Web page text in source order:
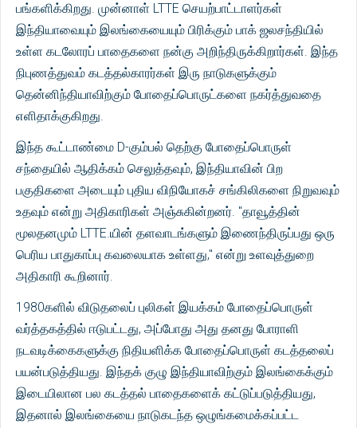
பங்களிக்கிறது. முன்னாள் LTTE செயற்பாட்டாளர்கள்
இந்தியாவையும் இலங்கையையும் பிரிக்கும் பாக் ஜலசந்தியில்
உள்ள கடலோரப் பாதைகளை நன்கு அறிந்திருக்கிறார்கள். இந்த
நிபுணத்துவம் கடத்தல்காரர்கள் இரு நாடுகளுக்கும்
தென்னிந்தியாவிற்கும் போதைப்பொருட்களை நகர்த்துவதை
எளிதாக்குகிறது.
இந்த கூட்டாண்மை D-கும்பல் தெற்கு போதைப்பொருள்
சந்தையில் ஆதிக்கம் செலுத்தவும், இந்தியாவின் பிற
பகுதிகளை அடையும் புதிய விநியோகச் சங்கிலிகளை நிறுவவும்
உதவும் என்று அதிகாரிகள் அஞ்சுகின்றனர். "தாவூத்தின்
மூலதனமும் LTTE.யின் தளவாடங்களும் இணைந்திருப்பது ஒரு
பெரிய பாதுகாப்பு கவலையாக உள்ளது," என்று உளவுத்துறை
அதிகாரி கூறினார்.
1980களில் விடுதலைப் புலிகள் இயக்கம் போதைப்பொருள்
வர்த்தகத்தில் ஈடுபட்டது, அப்போது அது தனது போராளி
நடவடிக்கைகளுக்கு நிதியளிக்க போதைப்பொருள் கடத்தலைப்
பயன்படுத்தியது. இந்தக் குழு இந்தியாவிற்கும் இலங்கைக்கும்
இடையிலான பல கடத்தல் பாதைகளைக் கட்டுப்படுத்தியது,
இதனால் இலங்கையை நாடுகடந்த ஒழுங்கமைக்கப்பட்ட